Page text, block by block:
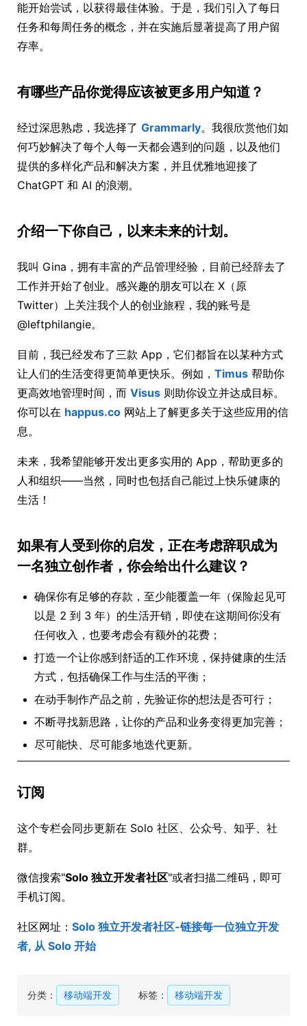
能开始尝试，以获得最佳体验。于是，我们引入了每日
任务和每周任务的概念，并在实施后显著提高了用户留
存率。
有哪些产品你觉得应该被更多用户知道？
经过深思熟虑，我选择了 Grammarly。我很欣赏他们如
何巧妙解决了每个人每一天都会遇到的问题，以及他们
提供的多样化产品和解决方案，并且优雅地迎接了
ChatGPT 和 AI 的浪潮。
介绍一下你自己，以来未来的计划。
我叫 Gina，拥有丰富的产品管理经验，目前已经辞去了
工作并开始了创业。感兴趣的朋友可以在 X（原
Twitter）上关注我个人的创业旅程，我的账号是
@leftphilangie。
目前，我已经发布了三款 App，它们都旨在以某种方式
让人们的生活变得更简单更快乐。例如， Timus 帮助你
更高效地管理时间，而 Visus 则助你设立并达成目标。
你可以在 happus.co 网站上了解更多关于这些应用的信
息。
未来，我希望能够开发出更多实用的 App，帮助更多的
人和组织——当然，同时也包括自己能过上快乐健康的
生活！
如果有人受到你的启发，正在考虑辞职成为
一名独立创作者，你会给出什么建议？
确保你有足够的存款，至少能覆盖一年（保险起见可
以是 2 到 3 年）的生活开销，即使在这期间你没有
任何收入，也要考虑会有额外的花费；
打造一个让你感到舒适的工作环境，保持健康的生活
方式，包括确保工作与生活的平衡；
在动手制作产品之前，先验证你的想法是否可行；
不断寻找新思路，让你的产品和业务变得更加完善；
尽可能快、尽可能多地迭代更新。
订阅
这个专栏会同步更新在 Solo 社区、公众号、知乎、社
群。
微信搜索"Solo 独立开发者社区"或者扫描二维码，即可
手机订阅。
社区网址： Solo 独立开发者社区-链接每一位独立开发
者, 从 Solo 开始
分类： 移动端开发 标签： 移动端开发